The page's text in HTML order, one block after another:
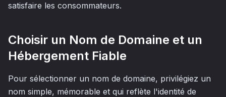
satisfaire les consommateurs.
Choisir un Nom de Domaine et un
Hébergement Fiable
Pour sélectionner un nom de domaine, privilégiez un
nom simple, mémorable et qui reflète l'identité de